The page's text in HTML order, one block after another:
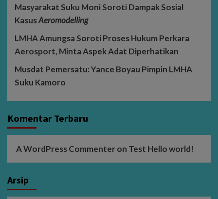
Masyarakat Suku Moni Soroti Dampak Sosial
KasusAeromodelling
LMHA Amungsa Soroti Proses Hukum Perkara
Aerosport, Minta Aspek Adat Diperhatikan
Musdat Pemersatu: Yance Boyau Pimpin LMHA
Suku Kamoro
Komentar Terbaru
A WordPress Commenteron Test Hello world!
Arsip